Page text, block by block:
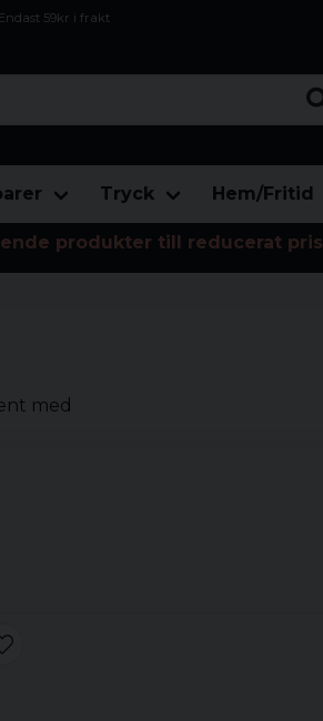
Endast 59kr i frakt
Tryck Hem/Fritid
produkter till reducerat pris
med